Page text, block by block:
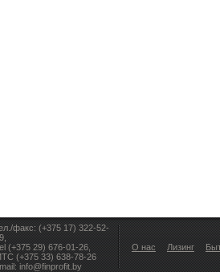
факс: (+375 17) 322-52-
(+375 29) 676-01-26,
(+375 33) 638-78-26
info@finprofit.by
О нас Лизинг